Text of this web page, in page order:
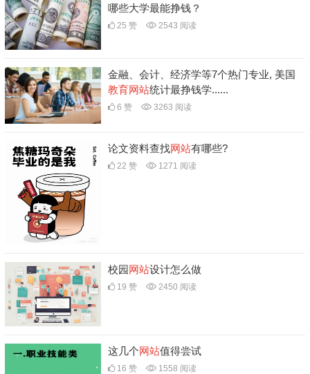
哪些大学最能挣钱？
25 赞 2543 阅读
金融、会计、经济学等7个热门专业, 美国
教育网站统计最挣钱学......
6 赞 3263 阅读
论文资料查找网站有哪些?
22 赞 1271 阅读
校园网站设计怎么做
19 赞 2450 阅读
这几个网站值得尝试
16 赞 1558 阅读